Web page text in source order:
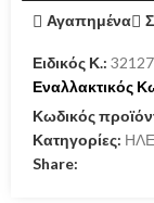
Αγαπημένα
Ειδικός Κ.:
Εναλλακτικός
Κωδικός
Κατηγορίες:
Share: